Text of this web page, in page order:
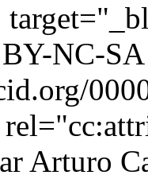
NC-
Arturo